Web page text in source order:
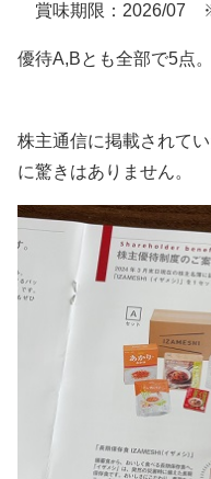
賞味期限：2026/07
優待A,Bとも全部で5点
株主通信に掲載されて
に驚きはありません。